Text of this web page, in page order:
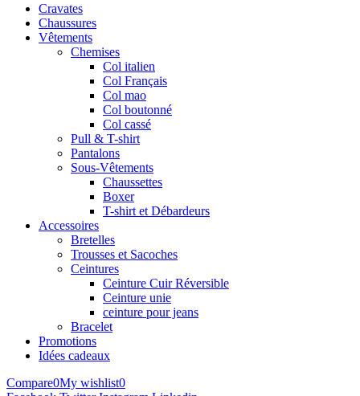
Cravates
Chaussures
Vêtements
Chemises
Col italien
Col Français
Col mao
Col boutonné
Col cassé
Pull & T-shirt
Pantalons
Sous-Vêtements
Chaussettes
Boxer
T-shirt et Débardeurs
Accessoires
Bretelles
Trousses et Sacoches
Ceintures
Ceinture Cuir Réversible
Ceinture unie
ceinture pour jeans
Bracelet
Promotions
Idées cadeaux
Compare0My wishlist0